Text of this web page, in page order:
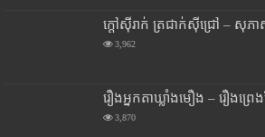
ក្តៅស៊ីរាក់ ត្រជាក់ស៊ីជ្រៅ – សុភា
3,962
រឿងអ្នកតាឃ្លាំងមឿង – រឿងព្រេងខ្
3,870